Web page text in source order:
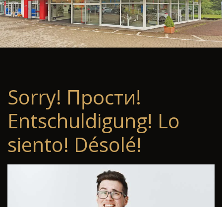
Sorry! Прости!
Entschuldigung! Lo
siento! Désolé!